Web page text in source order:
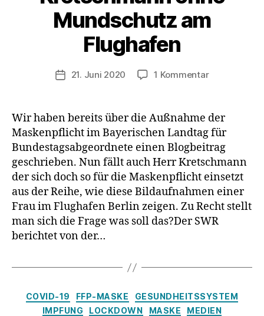
Mundschutz am
Flughafen
Veröffentlichungsdatum
21. Juni 2020 1 Kommentarzu
Kretschmann
ohne
Mundschutz
am
Flughafen
Wir haben bereits über die Außnahme der
Maskenpflicht im Bayerischen Landtag für
Bundestagsabgeordnete einen Blogbeitrag
geschrieben. Nun fällt auch Herr Kretschmann
der sich doch so für die Maskenpflicht einsetzt
aus der Reihe, wie diese Bildaufnahmen einer
Frau im Flughafen Berlin zeigen. Zu Recht stellt
man sich die Frage was soll das?Der SWR
berichtet von der…
Kategorien
COVID-19 FFP-MASKE
GESUNDHEITSSYSTEM
IMPFUNG
LOCKDOWN MASKE
MEDIEN